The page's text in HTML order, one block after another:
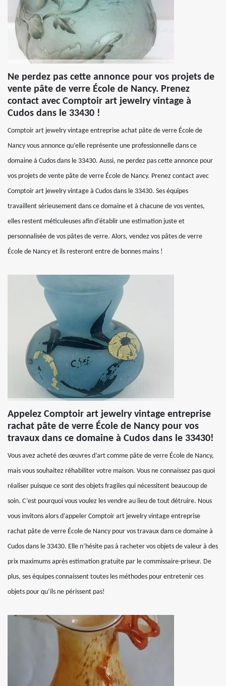
Ne perdez pas cette annonce pour vos projets de
vente pâte de verre École de Nancy. Prenez
contact avec Comptoir art jewelry vintage à
Cudos dans le 33430 !
Comptoir art jewelry vintage entreprise achat pâte de verre École de
Nancy vous annonce qu’elle représente une professionnelle dans ce
domaine à Cudos dans le 33430. Aussi, ne perdez pas cette annonce pour
vos projets de vente pâte de verre École de Nancy. Prenez contact avec
Comptoir art jewelry vintage à Cudos dans le 33430. Ses équipes
travaillent sérieusement dans ce domaine et à chacune de vos ventes,
elles restent méticuleuses afin d’établir une estimation juste et
personnalisée de vos pâtes de verre. Alors, vendez vos pâtes de verre
École de Nancy et ils resteront entre de bonnes mains !
Appelez Comptoir art jewelry vintage entreprise
rachat pâte de verre École de Nancy pour vos
travaux dans ce domaine à Cudos dans le 33430!
Vous avez acheté des œuvres d’art comme pâte de verre École de Nancy,
mais vous souhaitez réhabiliter votre maison. Vous ne connaissez pas quoi
réaliser puisque ce sont des objets fragiles qui nécessitent beaucoup de
soin. C’est pourquoi vous voulez les vendre au lieu de tout détruire. Nous
vous invitons alors d’appeler Comptoir art jewelry vintage entreprise
rachat pâte de verre École de Nancy pour vos travaux dans ce domaine à
Cudos dans le 33430. Elle n’hésite pas à racheter vos objets de valeur à des
prix maximums après estimation gratuite par le commissaire-priseur. De
plus, ses équipes connaissent toutes les méthodes pour entretenir ces
objets pour qu’ils ne périssent pas!